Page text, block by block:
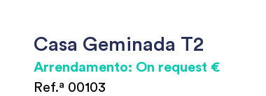
Casa Geminada T2
Arrendamento: On request €
Ref.ª 00103